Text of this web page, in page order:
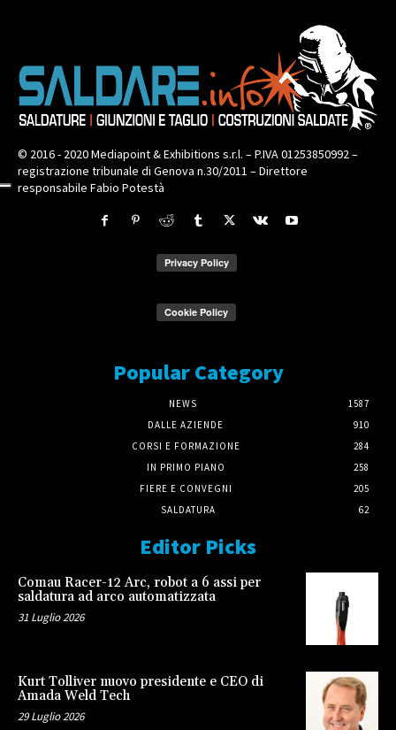
© 2016 - 2020 Mediapoint & Exhibitions s.r.l. – P.IVA 01253850992 –
registrazione tribunale di Genova n.30/2011 – Direttore
responsabile Fabio Potestà
Popular Category
NEWS
1587
DALLE AZIENDE
910
CORSI E FORMAZIONE
284
IN PRIMO PIANO
258
FIERE E CONVEGNI
205
SALDATURA
62
Editor Picks
Comau Racer-12 Arc, robot a 6 assi per
saldatura ad arco automatizzata
31 Luglio 2026
Kurt Tolliver nuovo presidente e CEO di
Amada Weld Tech
29 Luglio 2026